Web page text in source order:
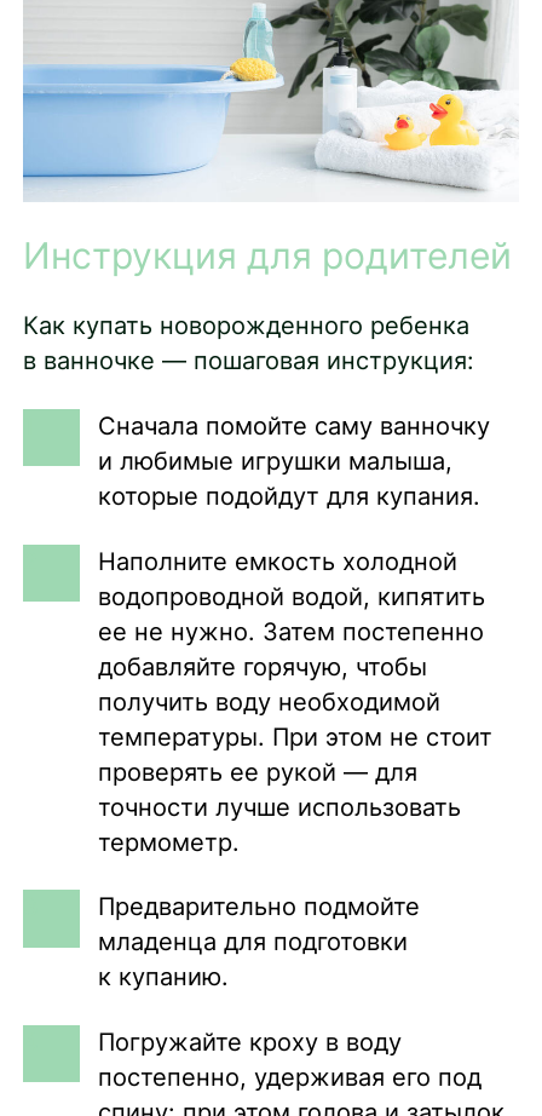
Инструкция для родителей
Как купать новорожденного ребенка
в ванночке — пошаговая инструкция:
Сначала помойте саму ванночку
и любимые игрушки малыша,
которые подойдут для купания.
Наполните емкость холодной
водопроводной водой, кипятить
ее не нужно. Затем постепенно
добавляйте горячую, чтобы
получить воду необходимой
температуры. При этом не стоит
проверять ее рукой — для
точности лучше использовать
термометр.
Предварительно подмойте
младенца для подготовки
к купанию.
Погружайте кроху в воду
постепенно, удерживая его под